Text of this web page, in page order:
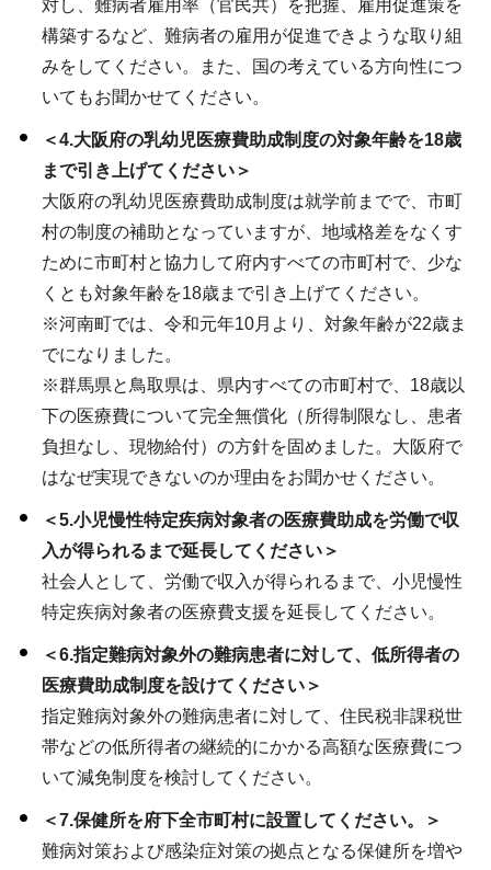
対し、難病者雇用率（官民共）を把握、雇用促進策を
構築するなど、難病者の雇用が促進できような取り組
みをしてください。また、国の考えている方向性につ
いてもお聞かせてください。
＜4.大阪府の乳幼児医療費助成制度の対象年齢を18歳
まで引き上げてください＞
大阪府の乳幼児医療費助成制度は就学前までで、市町
村の制度の補助となっていますが、地域格差をなくす
ために市町村と協力して府内すべての市町村で、少な
くとも対象年齢を18歳まで引き上げてください。
※河南町では、令和元年10月より、対象年齢が22歳ま
でになりました。
※群馬県と鳥取県は、県内すべての市町村で、18歳以
下の医療費について完全無償化（所得制限なし、患者
負担なし、現物給付）の方針を固めました。大阪府で
はなぜ実現できないのか理由をお聞かせください。
＜5.小児慢性特定疾病対象者の医療費助成を労働で収
入が得られるまで延長してください＞
社会人として、労働で収入が得られるまで、小児慢性
特定疾病対象者の医療費支援を延長してください。
＜6.指定難病対象外の難病患者に対して、低所得者の
医療費助成制度を設けてください＞
指定難病対象外の難病患者に対して、住民税非課税世
帯などの低所得者の継続的にかかる高額な医療費につ
いて減免制度を検討してください。
＜7.保健所を府下全市町村に設置してください。＞
難病対策および感染症対策の拠点となる保健所を増や